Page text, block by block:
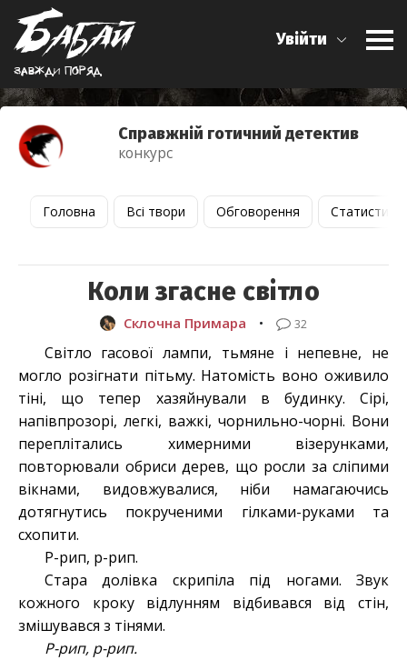
Завжди поряд
Увійти
Справжній готичний детектив
конкурс
Головна Всі твори Обговорення Статистика
Коли згасне світло
Склочна Примара • 32
Світло гасової лампи, тьмяне і непевне, не
могло розігнати пітьму. Натомість воно оживило
тіні, що тепер хазяйнували в будинку. Сірі,
напівпрозорі, легкі, важкі, чорнильно-чорні. Вони
переплітались химерними візерунками,
повторювали обриси дерев, що росли за сліпими
вікнами, видовжувалися, ніби намагаючись
дотягнутись покрученими гілками-руками та
схопити.
Р-рип, р-рип.
Стара долівка скрипіла під ногами. Звук
кожного кроку відлунням відбивався від стін,
змішувався з тінями.
Р-рип, р-рип.